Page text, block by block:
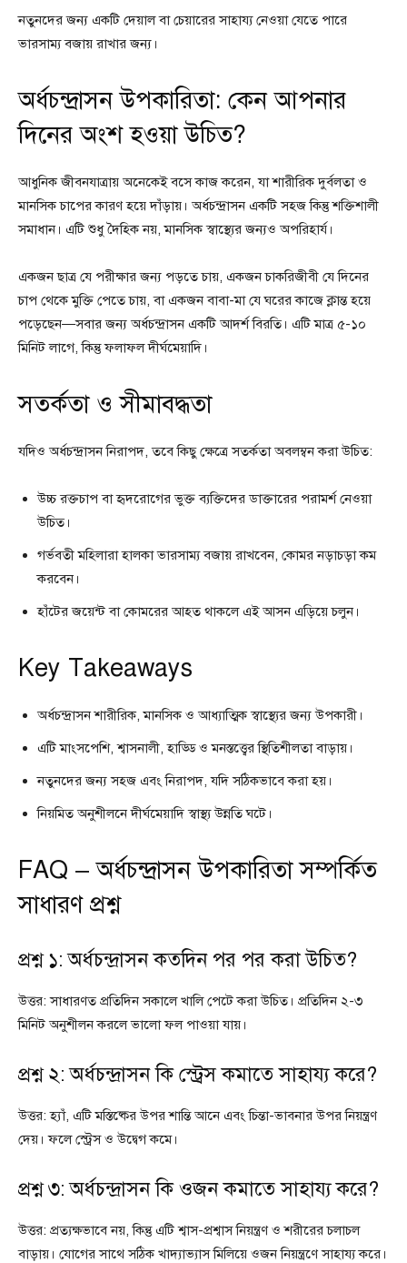
নতুনদের জন্য একটি দেয়াল বা চেয়ারের সাহায্য নেওয়া যেতে পারে
ভারসাম্য বজায় রাখার জন্য।
অর্ধচন্দ্রাসন উপকারিতা: কেন আপনার
দিনের অংশ হওয়া উচিত?
আধুনিক জীবনযাত্রায় অনেকেই বসে কাজ করেন, যা শারীরিক দুর্বলতা ও
মানসিক চাপের কারণ হয়ে দাঁড়ায়। অর্ধচন্দ্রাসন একটি সহজ কিন্তু শক্তিশালী
সমাধান। এটি শুধু দৈহিক নয়, মানসিক স্বাস্থ্যের জন্যও অপরিহার্য।
একজন ছাত্র যে পরীক্ষার জন্য পড়তে চায়, একজন চাকরিজীবী যে দিনের
চাপ থেকে মুক্তি পেতে চায়, বা একজন বাবা-মা যে ঘরের কাজে ক্লান্ত হয়ে
পড়েছেন—সবার জন্য অর্ধচন্দ্রাসন একটি আদর্শ বিরতি। এটি মাত্র ৫-১০
মিনিট লাগে, কিন্তু ফলাফল দীর্ঘমেয়াদি।
সতর্কতা ও সীমাবদ্ধতা
যদিও অর্ধচন্দ্রাসন নিরাপদ, তবে কিছু ক্ষেত্রে সতর্কতা অবলম্বন করা উচিত:
উচ্চ রক্তচাপ বা হৃদরোগের ভুক্ত ব্যক্তিদের ডাক্তারের পরামর্শ নেওয়া
উচিত।
গর্ভবতী মহিলারা হালকা ভারসাম্য বজায় রাখবেন, কোমর নড়াচড়া কম
করবেন।
হাঁটের জয়েন্ট বা কোমরের আহত থাকলে এই আসন এড়িয়ে চলুন।
Key Takeaways
অর্ধচন্দ্রাসন শারীরিক, মানসিক ও আধ্যাত্মিক স্বাস্থ্যের জন্য উপকারী।
এটি মাংসপেশি, শ্বাসনালী, হাড্ডি ও মনস্তত্ত্বের স্থিতিশীলতা বাড়ায়।
নতুনদের জন্য সহজ এবং নিরাপদ, যদি সঠিকভাবে করা হয়।
নিয়মিত অনুশীলনে দীর্ঘমেয়াদি স্বাস্থ্য উন্নতি ঘটে।
FAQ – অর্ধচন্দ্রাসন উপকারিতা সম্পর্কিত
সাধারণ প্রশ্ন
প্রশ্ন ১: অর্ধচন্দ্রাসন কতদিন পর পর করা উচিত?
উত্তর: সাধারণত প্রতিদিন সকালে খালি পেটে করা উচিত। প্রতিদিন ২-৩
মিনিট অনুশীলন করলে ভালো ফল পাওয়া যায়।
প্রশ্ন ২: অর্ধচন্দ্রাসন কি স্ট্রেস কমাতে সাহায্য করে?
উত্তর: হ্যাঁ, এটি মস্তিষ্কের উপর শান্তি আনে এবং চিন্তা-ভাবনার উপর নিয়ন্ত্রণ
দেয়। ফলে স্ট্রেস ও উদ্বেগ কমে।
প্রশ্ন ৩: অর্ধচন্দ্রাসন কি ওজন কমাতে সাহায্য করে?
উত্তর: প্রত্যক্ষভাবে নয়, কিন্তু এটি শ্বাস-প্রশ্বাস নিয়ন্ত্রণ ও শরীরের চলাচল
বাড়ায়। যোগের সাথে সঠিক খাদ্যাভ্যাস মিলিয়ে ওজন নিয়ন্ত্রণে সাহায্য করে।